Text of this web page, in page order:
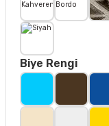
Biye Rengi